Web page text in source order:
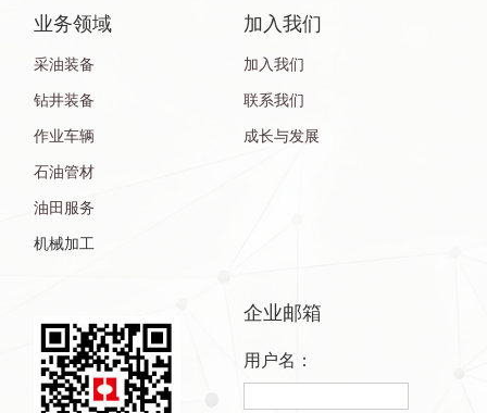
企业邮箱
用户名：
业务领域
采油装备
钻井装备
作业车辆
石油管材
油田服务
机械加工
加入我们
加入我们
联系我们
成长与发展